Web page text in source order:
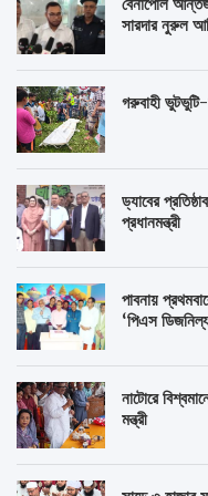
সারদার নুরুল
গরুবাহী
ড্যাবের
প্রধানমন্ত্রী
পাবনায়
‘পিএস
নাটোরে
মন্ত্রী